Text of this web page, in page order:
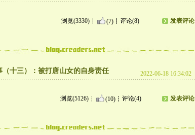
浏览(3330) (7) 评论(8) 发表评论
（十三）：被打唐山女的自身责任 2022-06-18 16:34:02
浏览(5126) (10) 评论(4) 发表评论